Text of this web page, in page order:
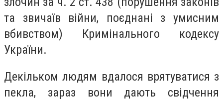
та звичаїв війни, поєднані з умисним
вбивством) Кримінального кодексу
України.
Декільком людям вдалося врятуватися з
пекла, зараз вони дають свідчення